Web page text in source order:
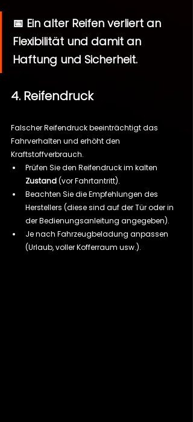
📅 Ein alter Reifen verliert an
Flexibilität und damit an
Haftung und Sicherheit.
4. Reifendruck
Falscher Reifendruck beeinträchtigt das
Fahrverhalten und erhöht den
Kraftstoffverbrauch.
Prüfen Sie den Reifendruck im kalten
Zustand (vor Fahrtantritt).
Beachten Sie die Empfehlungen des
Herstellers (diese sind auf der Tür oder in
der Bedienungsanleitung angegeben).
Je nach Fahrzeugbeladung anpassen
(Urlaub, voller Kofferraum usw.).